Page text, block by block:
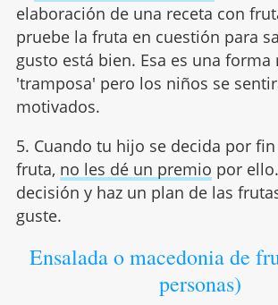
elaboración de una receta con
pruebe la fruta en cuestión para
gusto está bien. Esa es una forma
'tramposa' pero los niños se
motivados.
5. Cuando tu hijo se decida por
fruta, no les dé un premio por
decisión y haz un plan de las
guste.
Ensalada o macedonia de
personas)